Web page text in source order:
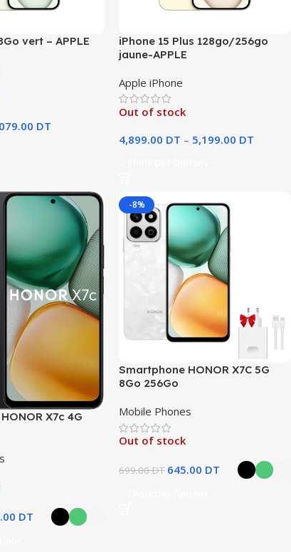
vert – APPLE
DT
iPhone 15 Plus 128go/256go
jaune-APPLE
Apple iPhone
Out of stock
4,899.00 DT – 5,199.00 DT
X7c 4G
DT
-8%
Smartphone HONOR X7C 5G
8Go 256Go
Mobile Phones
Out of stock
699.00DT 645.00 DT